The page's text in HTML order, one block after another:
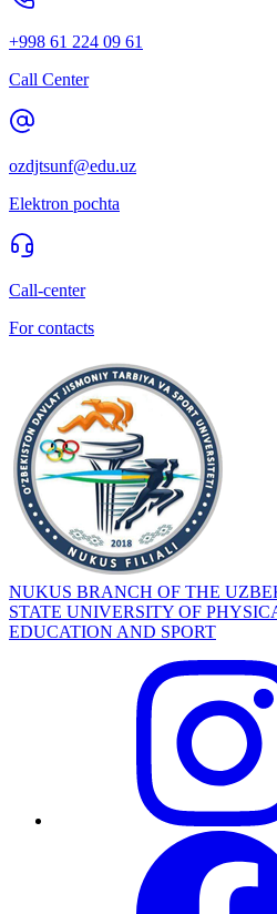
+998 61 224 09 61
Call Center
ozdjtsunf@edu.uz
Elektron pochta
Call-center
For contacts
NUKUS BRANCH OF THE
STATE UNIVERSITY OF
EDUCATION AND SPORT